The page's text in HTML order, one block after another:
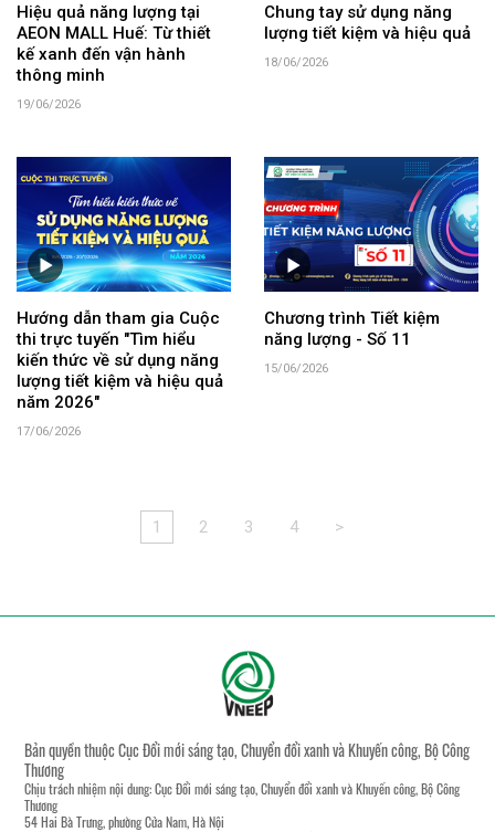
Hiệu quả năng lượng tại
AEON MALL Huế: Từ thiết
kế xanh đến vận hành
thông minh
19/06/2026
Chung tay sử dụng năng
lượng tiết kiệm và hiệu quả
18/06/2026
Hướng dẫn tham gia Cuộc
thi trực tuyến "Tìm hiểu
kiến thức về sử dụng năng
lượng tiết kiệm và hiệu quả
năm 2026"
17/06/2026
Chương trình Tiết kiệm
năng lượng - Số 11
15/06/2026
1 2 3 4 >
Bản quyền thuộc Cục Đổi mới sáng tạo, Chuyển đổi xanh và Khuyến công, Bộ Công
Thương
Chịu trách nhiệm nội dung: Cục Đổi mới sáng tạo, Chuyển đổi xanh và Khuyến công, Bộ Công
Thương
54 Hai Bà Trưng, phường Cửa Nam, Hà Nội